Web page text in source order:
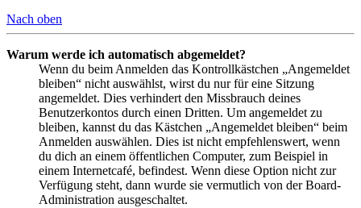
Nach oben
Warum werde ich automatisch abgemeldet?
Wenn du beim Anmelden das Kontrollkästchen „Angemeldet
bleiben“ nicht auswählst, wirst du nur für eine Sitzung
angemeldet. Dies verhindert den Missbrauch deines
Benutzerkontos durch einen Dritten. Um angemeldet zu
bleiben, kannst du das Kästchen „Angemeldet bleiben“ beim
Anmelden auswählen. Dies ist nicht empfehlenswert, wenn
du dich an einem öffentlichen Computer, zum Beispiel in
einem Internetcafé, befindest. Wenn diese Option nicht zur
Verfügung steht, dann wurde sie vermutlich von der Board-
Administration ausgeschaltet.